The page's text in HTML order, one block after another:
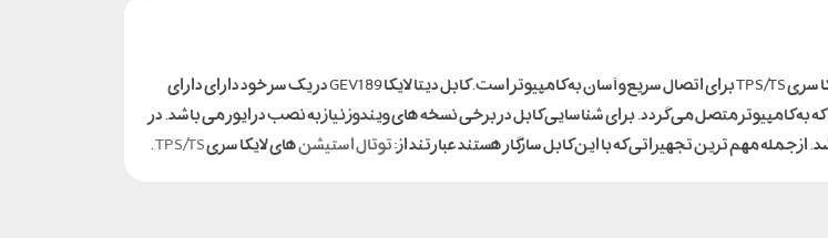
کابل دیتا لایکا مدل GEV189 مخصوص اتصال توتال استیشن های ساخت شرکت لایکا سری TPS/TS برای اتصال سریع و آسان به کامپیوتر است. کابل دیتا لایکا GEV189 در یک سر خود دارای دارای
درگاه lemo و 6 پین است. و به دستگاه مورد نظر وصل می شود و در سر دیگر درگاه USB که به کامپیوتر متصل می گردد. برای شناسایی کابل در برخی نسخه های ویندوز نیاز به نصب درایور می باشد. در
توتال استیشنهای لایکا سریTPS/TS
.